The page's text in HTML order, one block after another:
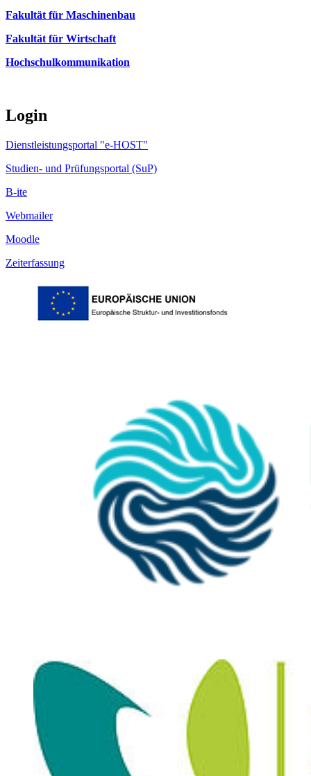
Fakultät für Maschinenbau
Fakultät für Wirtschaft
Hochschulkommunikation
Login
Dienstleistungsportal "e-HOST"
Studien- und Prüfungsportal (SuP)
B-ite
Webmailer
Moodle
Zeiterfassung